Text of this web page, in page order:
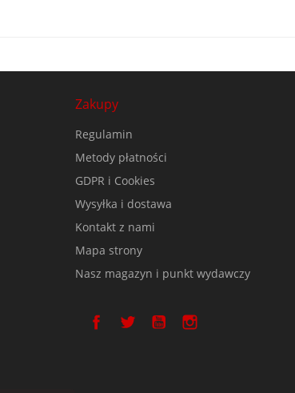
Zakupy
Regulamin
Metody płatności
GDPR i Cookies
Wysyłka i dostawa
Kontakt z nami
Mapa strony
Nasz magazyn i punkt wydawczy